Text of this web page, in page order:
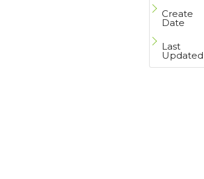
Create
Date
Last
Updated